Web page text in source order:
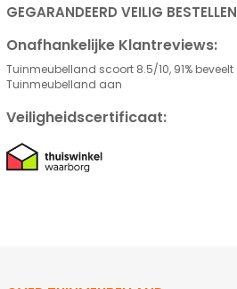
GEGARANDEERD VEILIG BESTELLEN
Onafhankelijke Klantreviews:
Tuinmeubelland scoort 8.5/10, 91% beveelt
Tuinmeubelland aan
Veiligheidscertificaat: